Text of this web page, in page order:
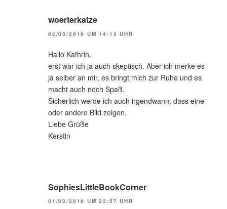
woerterkatze
02/03/2016 UM 14:13 UHR
Hallo Kathrin,
erst war ich ja auch skeptisch. Aber ich merke es
ja selber an mir, es bringt mich zur Ruhe und es
macht auch noch Spaß.
Sicherlich werde ich auch irgendwann, dass eine
oder andere Bild zeigen.
Liebe Grüße
Kerstin
SophiesLittleBookCorner
01/03/2016 UM 23:57 UHR